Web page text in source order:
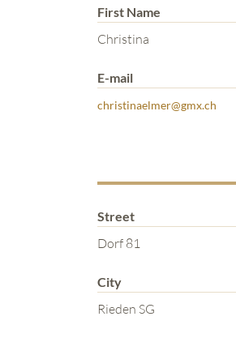
First Name
Christina
E-mail
christinaelmer@gmx.ch
Street
Dorf 81
City
Rieden SG